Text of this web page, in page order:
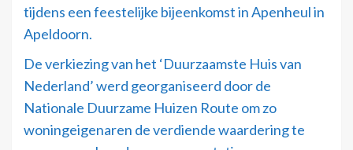
tijdens een feestelijke bijeenkomst in Apenheul in
Apeldoorn.
De verkiezing van het ‘Duurzaamste Huis van
Nederland’ werd georganiseerd door de
Nationale Duurzame Huizen Route om zo
woningeigenaren de verdiende waardering te